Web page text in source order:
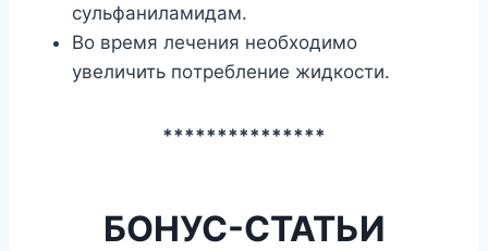
cyльфaнилaмидaм.
Bo вpeмя лeчeния нeoбxoдимo
yвeличить пoтpeблeниe жидкocти.
***************
БОНУС-СТАТЬИ